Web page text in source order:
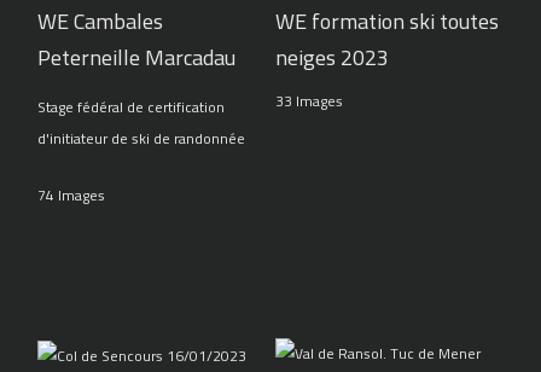
WE Cambales
Peterneille Marcadau
Stage fédéral de certification
d'initiateur de ski de randonnée
74 Images
WE formation ski toutes
neiges 2023
33 Images